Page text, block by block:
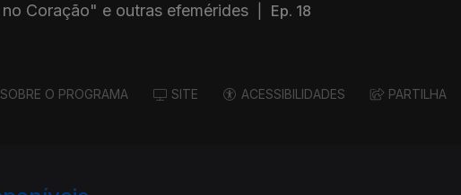
Coração" e outras efemérides
Ep. 18
SOBRE O PROGRAMA SITE ACESSIBILIDADES PARTILHA